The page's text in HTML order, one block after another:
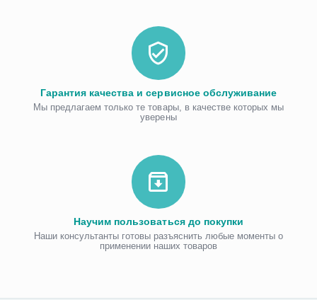
Гарантия качества и сервисное обслуживание
Мы предлагаем только те товары, в качестве которых мы
уверены
Научим пользоваться до покупки
Наши консультанты готовы разъяснить любые моменты о
применении наших товаров